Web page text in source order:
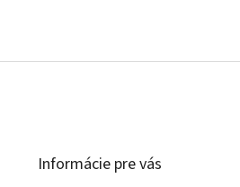
Informácie pre vás